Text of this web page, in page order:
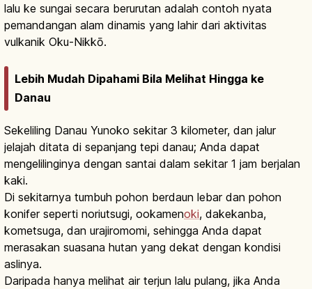
lalu ke sungai secara berurutan adalah contoh nyata
pemandangan alam dinamis yang lahir dari aktivitas
vulkanik Oku-Nikkō.
Lebih Mudah Dipahami Bila Melihat Hingga ke
Danau
Sekeliling Danau Yunoko sekitar 3 kilometer, dan jalur
jelajah ditata di sepanjang tepi danau; Anda dapat
mengelilinginya dengan santai dalam sekitar 1 jam berjalan
kaki.
Di sekitarnya tumbuh pohon berdaun lebar dan pohon
konifer seperti noriutsugi, ookamenoki, dakekanba,
kometsuga, dan urajiromomi, sehingga Anda dapat
merasakan suasana hutan yang dekat dengan kondisi
aslinya.
Daripada hanya melihat air terjun lalu pulang, jika Anda